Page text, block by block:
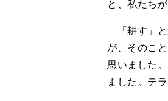
と、私たち
「耕す」と
が、そのこ
思いました
ました。テ